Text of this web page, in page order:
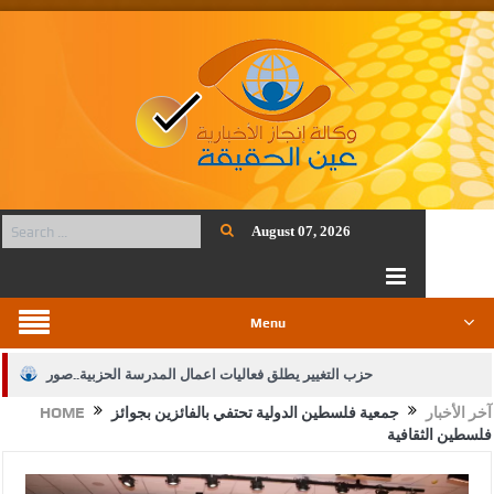
August 07, 2026
Menu
حزب التغيير يطلق فعاليات اعمال المدرسة الحزبية..صور
الجيش يفتح باب التجنيد لحملة البكالوريوس في الحقوق والقانون
HOME آخر الأخبار
جمعية فلسطين الدولية تحتفي بالفائزين بجوائز
فلسطين الثقافية